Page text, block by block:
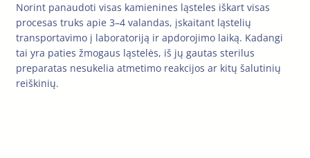
Norint panaudoti visas kamienines ląsteles iškart visas
procesas truks apie 3–4 valandas, įskaitant ląstelių
transportavimo į laboratoriją ir apdorojimo laiką. Kadangi
tai yra paties žmogaus ląstelės, iš jų gautas sterilus
preparatas nesukelia atmetimo reakcijos ar kitų šalutinių
reiškinių.